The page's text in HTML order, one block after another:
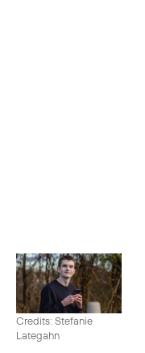
Credits: Stefanie
Lategahn